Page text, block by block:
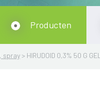
spray> HIRUDOID 0,3% 50 G
Producten